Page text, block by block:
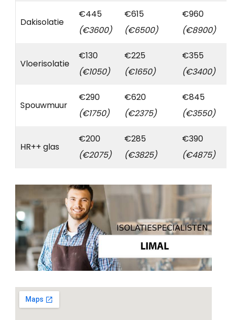
Dakisolatie
€445
(€3600)
€615
(€6500)
€960
(€8900)
Vloerisolatie
€130
(€1050)
€225
(€1650)
€355
(€3400)
Spouwmuur
€290
(€1750)
€620
(€2375)
€845
(€3550)
HR++ glas
€200
(€2075)
€285
(€3825)
€390
(€4875)